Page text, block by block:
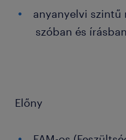
anyanyelvi szintű
szóban és írásban
Előny